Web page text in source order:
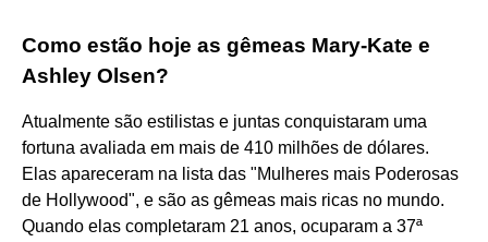
Como estão hoje as gêmeas Mary-Kate e
Ashley Olsen?
Atualmente são estilistas e juntas conquistaram uma
fortuna avaliada em mais de 410 milhões de dólares.
Elas apareceram na lista das "Mulheres mais Poderosas
de Hollywood", e são as gêmeas mais ricas no mundo.
Quando elas completaram 21 anos, ocuparam a 37ª